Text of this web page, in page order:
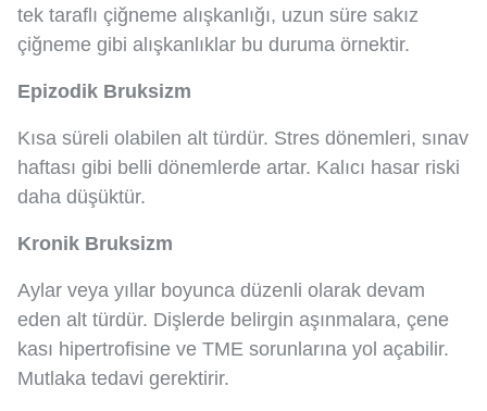
tek taraflı çiğneme alışkanlığı, uzun süre sakız
çiğneme gibi alışkanlıklar bu duruma örnektir.
Epizodik Bruksizm
Kısa süreli olabilen alt türdür. Stres dönemleri, sınav
haftası gibi belli dönemlerde artar. Kalıcı hasar riski
daha düşüktür.
Kronik Bruksizm
Aylar veya yıllar boyunca düzenli olarak devam
eden alt türdür. Dişlerde belirgin aşınmalara, çene
kası hipertrofisine ve TME sorunlarına yol açabilir.
Mutlaka tedavi gerektirir.